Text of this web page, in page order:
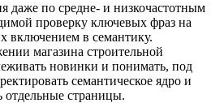
даже по средне- и низкочастотным
проверку ключевых фраз на
включением в семантику.
магазина строительной
новинки и понимать, под
семантическое ядро и
отдельные страницы.